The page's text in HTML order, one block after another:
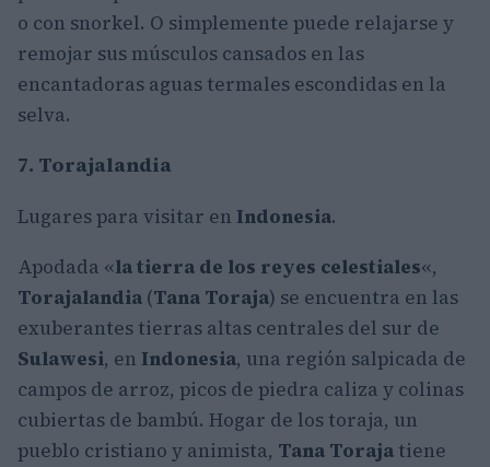
o con snorkel. O simplemente puede relajarse y
remojar sus músculos cansados en las
encantadoras aguas termales escondidas en la
selva.
7. Torajalandia
Lugares para visitar en Indonesia.
Apodada «la tierra de los reyes celestiales«,
Torajalandia (Tana Toraja) se encuentra en las
exuberantes tierras altas centrales del sur de
Sulawesi, en Indonesia, una región salpicada de
campos de arroz, picos de piedra caliza y colinas
cubiertas de bambú. Hogar de los toraja, un
pueblo cristiano y animista, Tana Toraja tiene